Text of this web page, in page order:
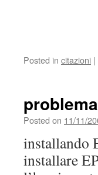
Posted in citazioni |
Posted on 11/11/
installando
installare